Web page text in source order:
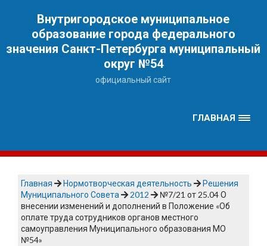
Внутригородское муниципальное
образование города федерального
значения Санкт-Петербурга муниципальный
округ №54
официальный сайт
ГЛАВНАЯ
Главная Нормотворческая деятельность
Решения
Муниципального Совета
2012
№7/21 от 25.04 О
внесении изменений и дополнений в Положение «Об
оплате труда сотрудников органов местного
самоуправления Муниципального образования МО
№54»